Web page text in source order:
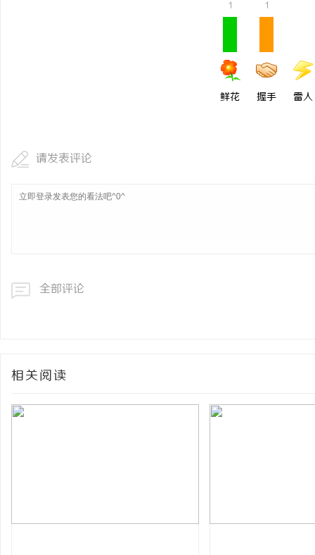
1
鲜花
1
握手 雷人
请发表评论
全部评论
相关阅读